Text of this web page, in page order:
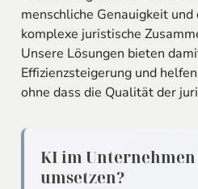
menschliche Genauigkeit
komplexe juristische
Unsere Lösungen bieten
Effizienzsteigerung und
ohne dass die Qualität der
KI im
umsetzen?